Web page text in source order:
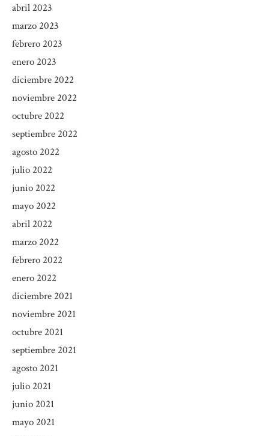
abril 2023
marzo 2023
febrero 2023
enero 2023
diciembre 2022
noviembre 2022
octubre 2022
septiembre 2022
agosto 2022
julio 2022
junio 2022
mayo 2022
abril 2022
marzo 2022
febrero 2022
enero 2022
diciembre 2021
noviembre 2021
octubre 2021
septiembre 2021
agosto 2021
julio 2021
junio 2021
mayo 2021